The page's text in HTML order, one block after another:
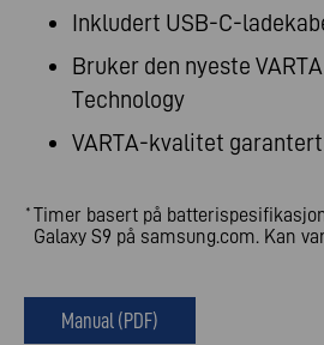
Inkludert USB-C-
Bruker den nyeste
Technology
VARTA-kvalitet garantert
* Timer basert på
Galaxy S9 på samsung.com. Kan
Manual (PDF)